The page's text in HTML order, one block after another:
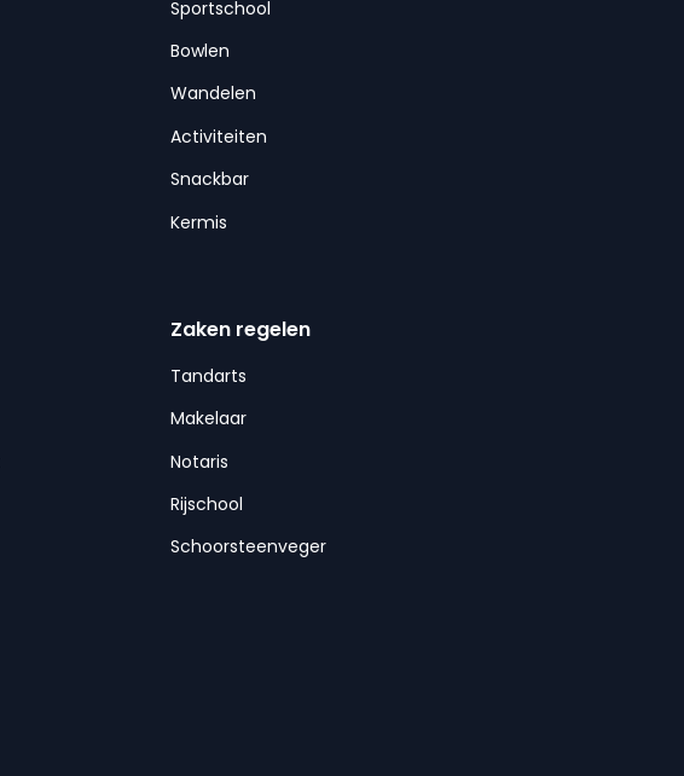
Sportschool
Bowlen
Wandelen
Activiteiten
Snackbar
Kermis
Zaken regelen
Tandarts
Makelaar
Notaris
Rijschool
Schoorsteenveger